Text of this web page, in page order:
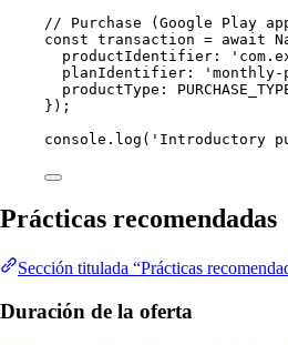
// Purchase (Google
const transaction = await
productIdentifier:
planIdentifier:
'monthly-
productType:
});
console. log ( 'Introductory
Prácticas recomendadas
Sección titulada “Prácticas
Duración de la oferta